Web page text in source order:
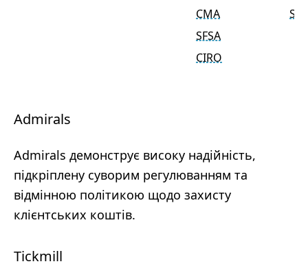
CMA
SFSA
CIRO
Admirals
Admirals демонструє високу надійність,
підкріплену суворим регулюванням та
відмінною політикою щодо захисту
клієнтських коштів.
Tickmill